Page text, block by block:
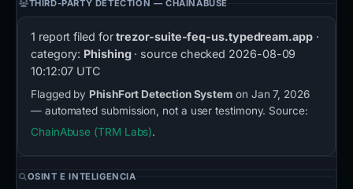
THIRD-PARTY DETECTION — CHAINABUSE
1 report filed fortrezor-suite-feq-us.typedream.app·
category: Phishing· source checked 2026-08-09
10:12:07 UTC
Flagged by PhishFort Detection System on Jan 7, 2026
— automated submission, not a user testimony. Source:
ChainAbuse (TRM Labs).
OSINT E INTELIGENCIA